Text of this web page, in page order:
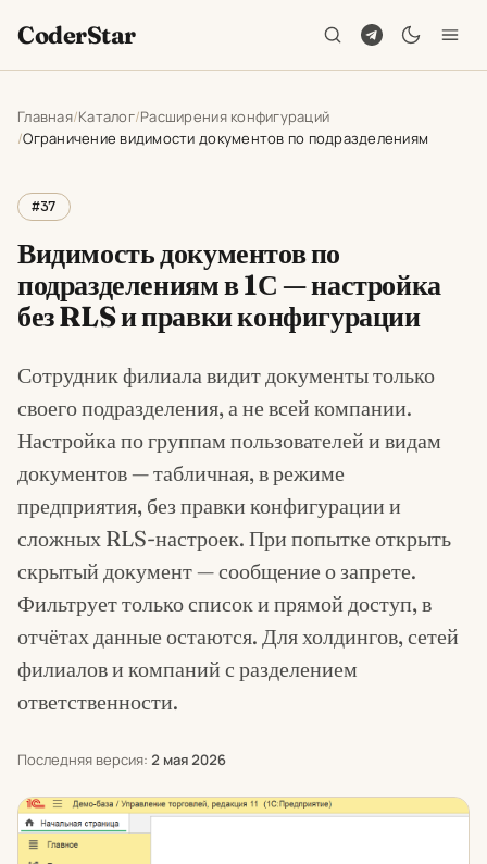
CoderStar
Главная Каталог Расширения конфигураций
Ограничение видимости документов по подразделениям
#37
Видимость документов по
подразделениям в 1С — настройка
без RLS и правки конфигурации
Сотрудник филиала видит документы только
своего подразделения, а не всей компании.
Настройка по группам пользователей и видам
документов — табличная, в режиме
предприятия, без правки конфигурации и
сложных RLS-настроек. При попытке открыть
скрытый документ — сообщение о запрете.
Фильтрует только список и прямой доступ, в
отчётах данные остаются. Для холдингов, сетей
филиалов и компаний с разделением
ответственности.
Последняя версия: 2 мая 2026